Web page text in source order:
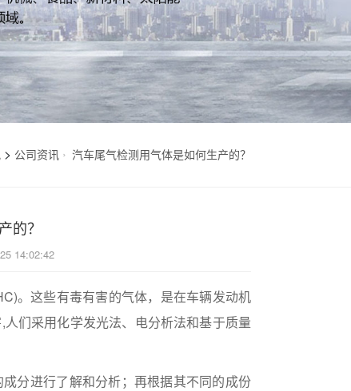
> 公司资讯 汽车尾气检测用气体是如何生产的？
的？
14:02:42
。这些有毒有害的气体，是在车辆发动机
们采用化学发光法、电分析法和基于质量
分进行了解和分析；再根据其不同的成份